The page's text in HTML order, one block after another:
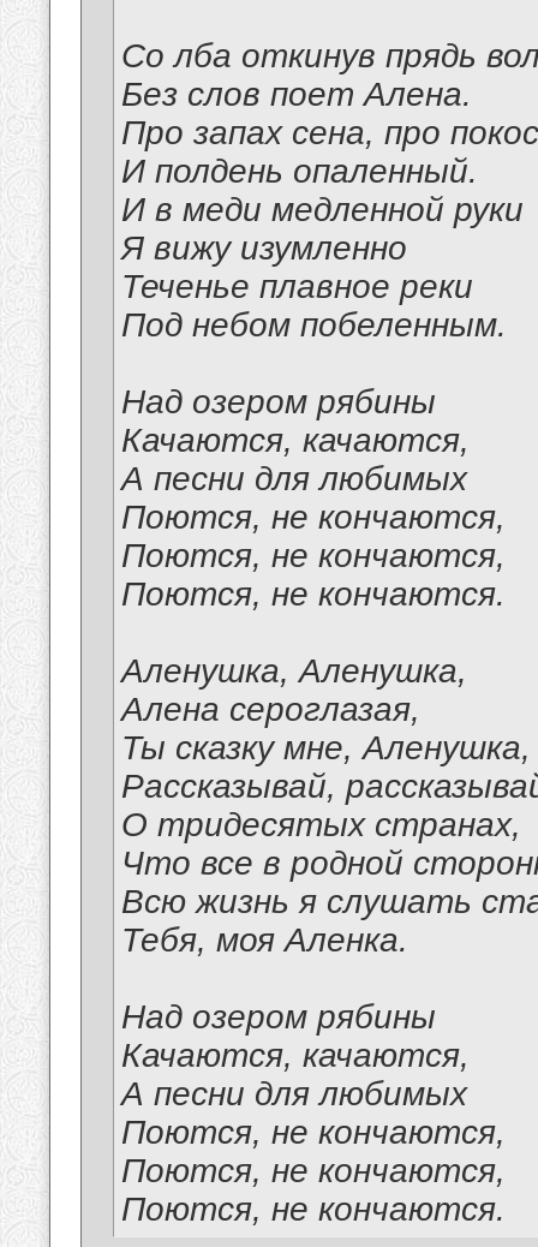
Со лба откинув прядь
Без слов поет Алена.
Про запах сена, про
И полдень опаленный.
И в меди медленной руки
Я вижу изумленно
Теченье плавное реки
Под небом побеленным.
Над озером рябины
Качаются, качаются,
А песни для любимых
Поются, не кончаются,
Поются, не кончаются,
Поются, не кончаются.
Аленушка, Аленушка,
Алена сероглазая,
Ты сказку мне, Аленушка,
Рассказывай,
О тридесятых странах,
Что все в родной
Всю жизнь я слушать
Тебя, моя Аленка.
Над озером рябины
Качаются, качаются,
А песни для любимых
Поются, не кончаются,
Поются, не кончаются,
Поются, не кончаются.